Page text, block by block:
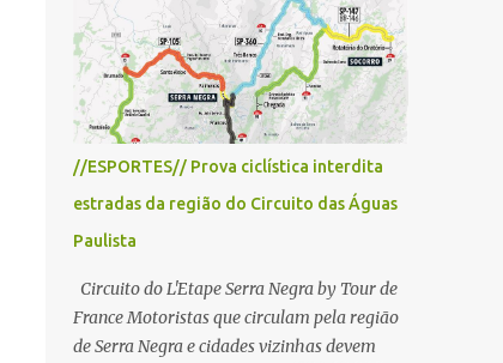
//ESPORTES// Prova ciclística interdita
estradas da região do Circuito das Águas
Paulista
Circuito do L'Etape Serra Negra by Tour de
France Motoristas que circulam pela região
de Serra Negra e cidades vizinhas devem